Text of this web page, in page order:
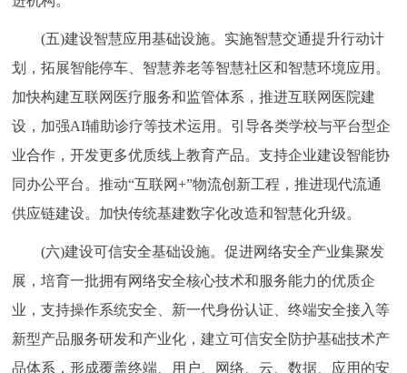
(五)建设智慧应用基础设施。实施智慧交通提升行动计
划，拓展智能停车、智慧养老等智慧社区和智慧环境应用。
加快构建互联网医疗服务和监管体系，推进互联网医院建
设，加强AI辅助诊疗等技术运用。引导各类学校与平台型企
业合作，开发更多优质线上教育产品。支持企业建设智能协
同办公平台。推动“互联网+”物流创新工程，推进现代流通
供应链建设。加快传统基建数字化改造和智慧化升级。
(六)建设可信安全基础设施。促进网络安全产业集聚发
展，培育一批拥有网络安全核心技术和服务能力的优质企
业，支持操作系统安全、新一代身份认证、终端安全接入等
新型产品服务研发和产业化，建立可信安全防护基础技术产
品体系，形成覆盖终端、用户、网络、云、数据、应用的安